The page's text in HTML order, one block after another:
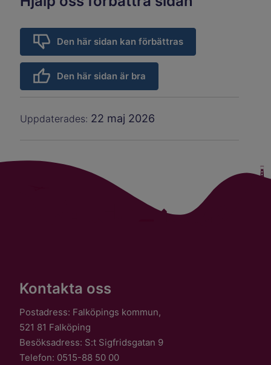
Den här sidan kan förbättras
Den här sidan är bra
Uppdaterades: 22 maj 2026
Kontakta oss
Postadress: Falköpings kommun,
521 81 Falköping
Besöksadress: S:t Sigfridsgatan 9
Telefon: 0515-88 50 00